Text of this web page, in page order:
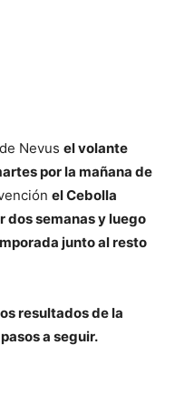
Nevus el volante
por la mañana de
el Cebolla
dos semanas y luego
junto al resto
resultados de la
a seguir.